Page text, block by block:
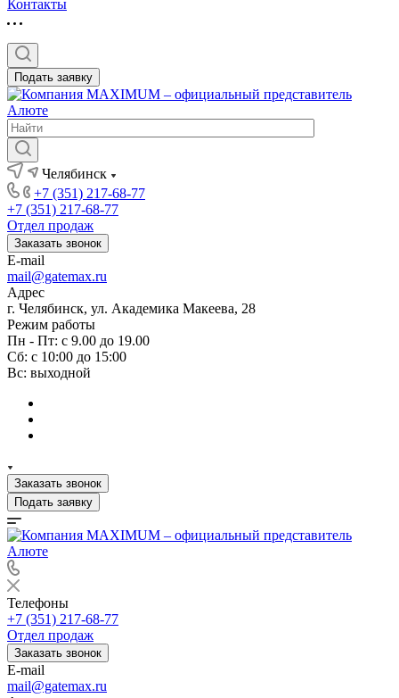
Контакты
Подать заявку
Челябинск
+7 (351) 217-68-77
+7 (351) 217-68-77
Отдел продаж
Заказать звонок
E-mail
mail@gatemax.ru
Адрес
г. Челябинск, ул. Академика Макеева, 28
Режим работы
Пн - Пт: с 9.00 до 19.00
Сб: с 10:00 до 15:00
Вс: выходной
Заказать звонок
Подать заявку
Телефоны
+7 (351) 217-68-77
Отдел продаж
Заказать звонок
E-mail
mail@gatemax.ru